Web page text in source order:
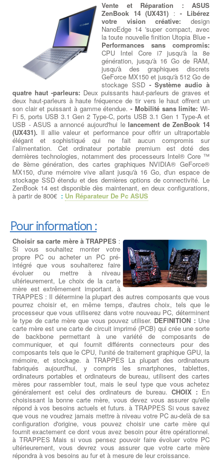
Vente et Réparation : ASUS
ZenBook 14 (UX431) :- Libérez
votre vision créative: design
NanoEdge 14 'super compact, avec
la toute nouvelle finition Utopia Blue -
Performances sans compromis:
CPU Intel Core i7 jusqu'à la 8e
génération, jusqu'à 16 Go de RAM,
jusqu'à des graphiques discrets
GeForce MX150 et jusqu'à 512 Go de
stockage SSD - Système audio à
quatre haut -parleurs: Deux puissants haut-parleurs de graves et
deux haut-parleurs à haute fréquence de tir vers le haut offrent un
son clair et puissant à gamme étendue.- Mobilité sans limite: Wi-
Fi 5, ports USB 3.1 Gen 2 Type-C, ports USB 3.1 Gen 1 Type-A et
USB - ASUS a annoncé aujourd'hui le lancement de ZenBook 14
(UX431). Il allie valeur et performance pour offrir un ultraportable
élégant et sophistiqué qui ne fait aucun compromis sur
l’alimentation. Cet ordinateur portable premium est doté des
dernières technologies, notamment des processeurs Intel® Core ™
de 8ème génération, des cartes graphiques NVIDIA® GeForce®
MX150, d'une mémoire vive allant jusqu'à 16 Go, d'un espace de
stockage SSD étendu et des dernières options de connectivité. Le
ZenBook 14 est disponible dès maintenant, en deux configurations,
à partir de 800€ : Un Réparateur De Pc ASUS
Pour information :
Choisir sa carte mère à TRAPPES:
Si vous souhaitez monter votre
propre PC ou acheter un PC pré-
intégré que vous souhaiterez faire
évoluer ou mettre à niveau
ultérieurement, Le choix de la carte
mère est extrêmement important. à
TRAPPES : Il détermine la plupart des autres composants que vous
pourrez choisir et, en même temps, d'autres choix, tels que le
processeur que vous utiliserez dans votre nouveau PC, déterminent
le type de carte mère que vous pouvez utiliser. DEFINITION : Une
carte mère est une carte de circuit imprimé (PCB) qui crée une sorte
de backbone permettant à une variété de composants de
communiquer, et qui fournit différents connecteurs pour des
composants tels que le CPU, l'unité de traitement graphique GPU, la
mémoire, et stockage. à TRAPPES La plupart des ordinateurs
fabriqués aujourd'hui, y compris les smartphones, tablettes,
ordinateurs portables et ordinateurs de bureau, utilisent des cartes
mères pour rassembler tout, mais le seul type que vous achetez
généralement est celui des ordinateurs de bureau. CHOIX : En
choisissant la bonne carte mère, vous devez vous assurer qu'elle
répond à vos besoins actuels et futurs. à TRAPPES Si vous savez
que vous ne voudrez jamais mettre à niveau votre PC au-delà de sa
configuration d'origine, vous pouvez choisir une carte mère qui
fournit exactement ce dont vous avez besoin pour être opérationnel.
à TRAPPES Mais si vous pensez pouvoir faire évoluer votre PC
ultérieurement, vous devrez vous assurer que votre carte mère
répondra à vos besoins au fur et à mesure de leur croissance.